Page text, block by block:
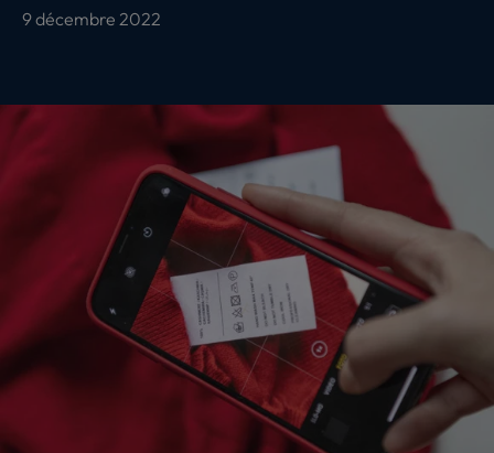
9 décembre 2022